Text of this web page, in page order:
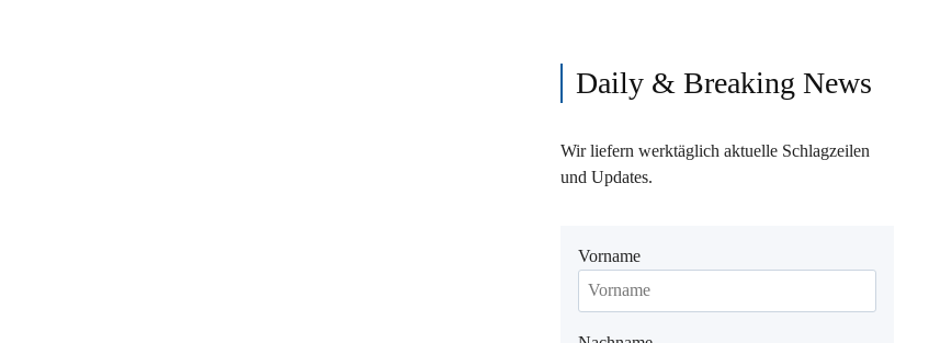
Daily & Breaking News
Wir liefern werktäglich aktuelle Schlagzeilen
und Updates.
Vorname